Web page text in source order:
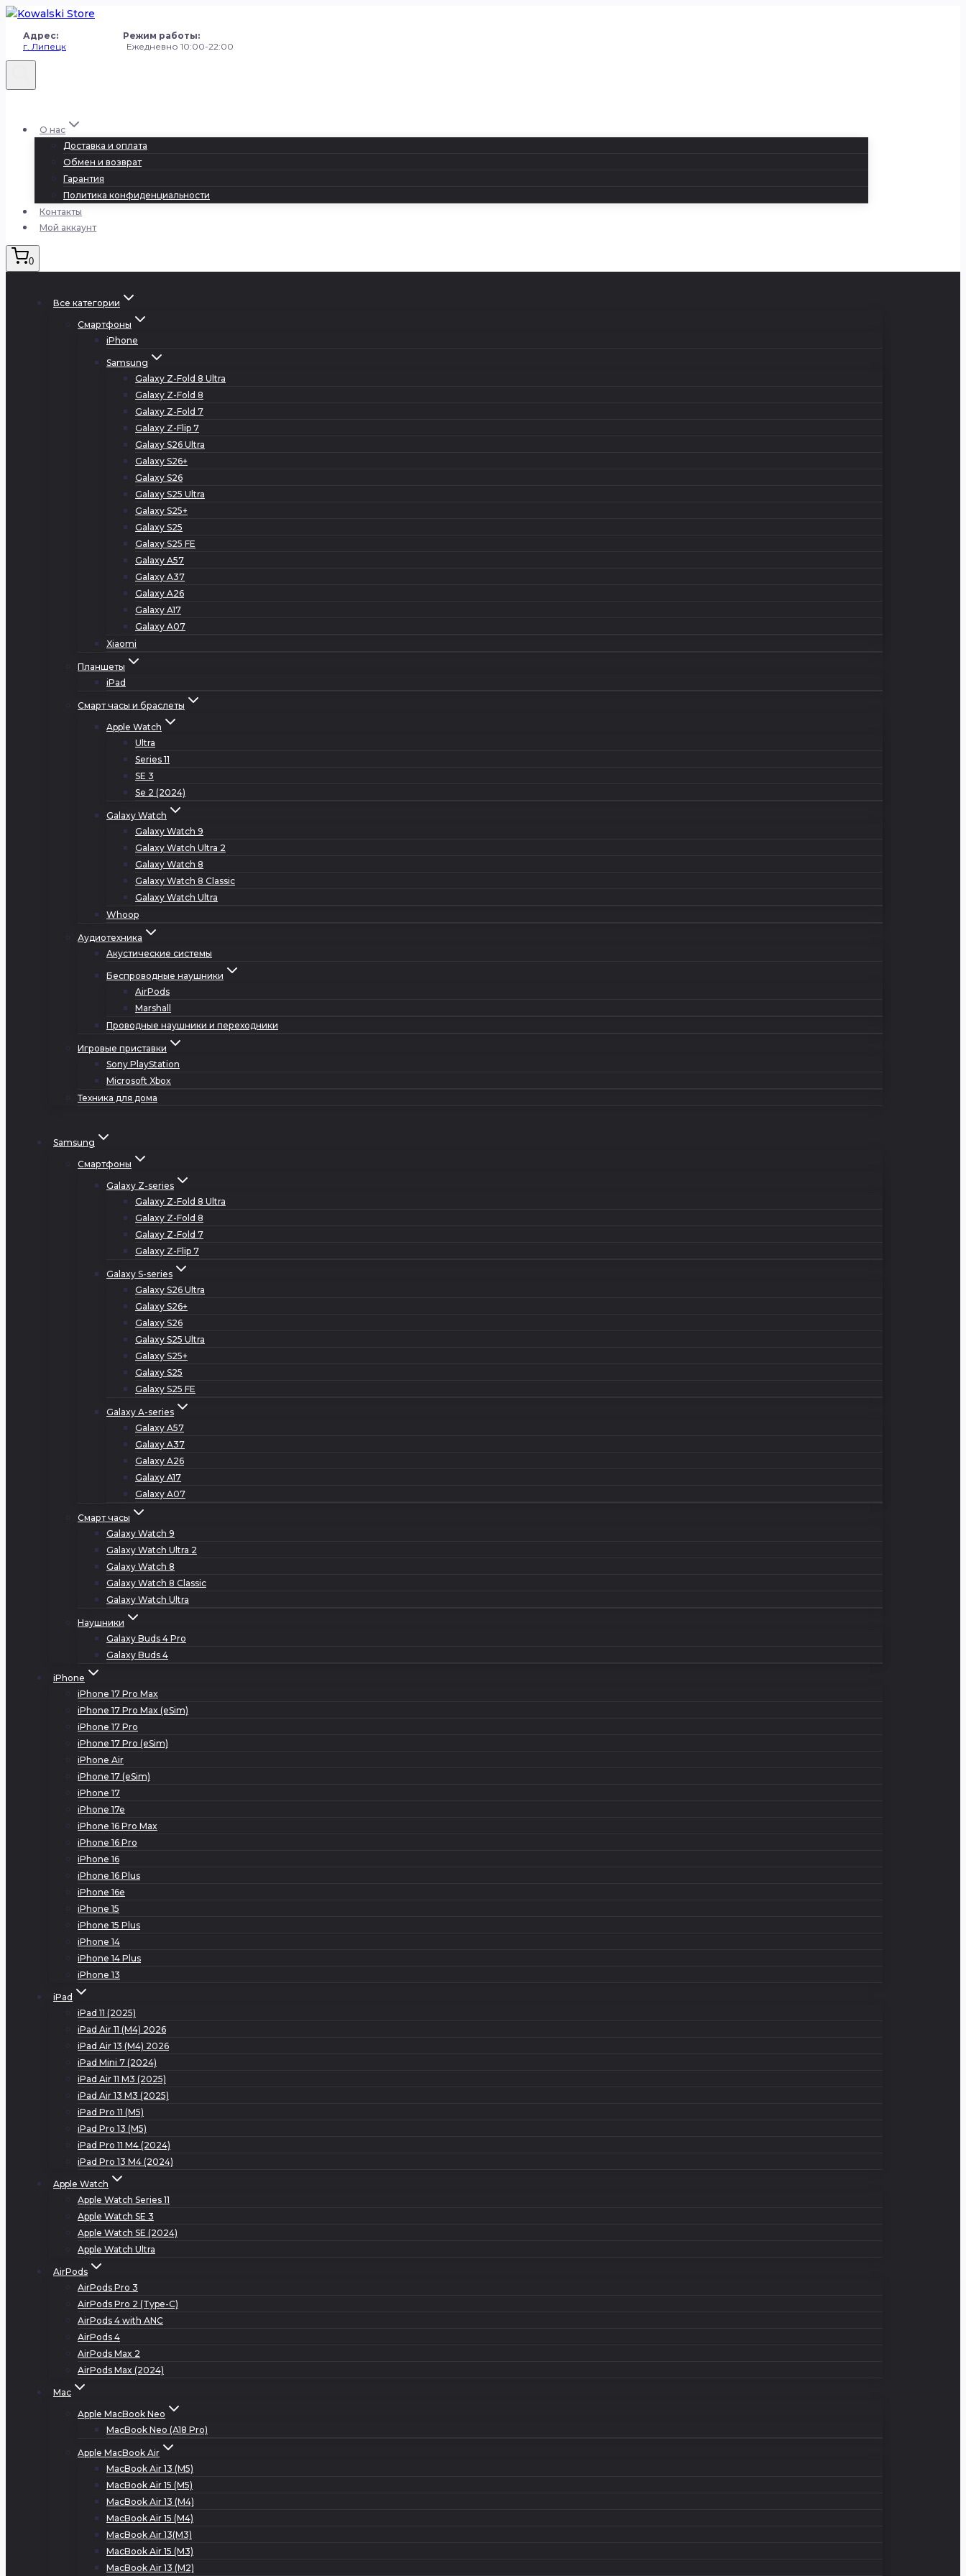
Перейти
содержанию
Адрес: Режим работы:
г. Липецк Ежедневно 10:00-22:00
О нас
Доставка и оплата
Обмен и возврат
Гарантия
Политика конфиденциальности
Контакты
Мой аккаунт
0
Все категории
Смартфоны
iPhone
Samsung
Galaxy Z-Fold 8 Ultra
Galaxy Z-Fold 8
Galaxy Z-Fold 7
Galaxy Z-Flip 7
Galaxy S26 Ultra
Galaxy S26+
Galaxy S26
Galaxy S25 Ultra
Galaxy S25+
Galaxy S25
Galaxy S25 FE
Galaxy A57
Galaxy A37
Galaxy A26
Galaxy A17
Galaxy A07
Xiaomi
Планшеты
iPad
Смарт часы и браслеты
Apple Watch
Ultra
Series 11
SE 3
Se 2 (2024)
Galaxy Watch
Galaxy Watch 9
Galaxy Watch Ultra 2
Galaxy Watch 8
Galaxy Watch 8 Classic
Galaxy Watch Ultra
Whoop
Аудиотехника
Акустические системы
Беспроводные наушники
AirPods
Marshall
Проводные наушники и переходники
Игровые приставки
Sony PlayStation
Microsoft Xbox
Техника для дома
Samsung
Смартфоны
Galaxy Z-series
Galaxy Z-Fold 8 Ultra
Galaxy Z-Fold 8
Galaxy Z-Fold 7
Galaxy Z-Flip 7
Galaxy S-series
Galaxy S26 Ultra
Galaxy S26+
Galaxy S26
Galaxy S25 Ultra
Galaxy S25+
Galaxy S25
Galaxy S25 FE
Galaxy A-series
Galaxy A57
Galaxy A37
Galaxy A26
Galaxy A17
Galaxy A07
Смарт часы
Galaxy Watch 9
Galaxy Watch Ultra 2
Galaxy Watch 8
Galaxy Watch 8 Classic
Galaxy Watch Ultra
Наушники
Galaxy Buds 4 Pro
Galaxy Buds 4
iPhone
iPhone 17 Pro Max
iPhone 17 Pro Max (eSim)
iPhone 17 Pro
iPhone 17 Pro (eSim)
iPhone Air
iPhone 17 (eSim)
iPhone 17
iPhone 17e
iPhone 16 Pro Max
iPhone 16 Pro
iPhone 16
iPhone 16 Plus
iPhone 16e
iPhone 15
iPhone 15 Plus
iPhone 14
iPhone 14 Plus
iPhone 13
iPad
iPad 11 (2025)
iPad Air 11 (M4) 2026
iPad Air 13 (M4) 2026
iPad Mini 7 (2024)
iPad Air 11 M3 (2025)
iPad Air 13 M3 (2025)
iPad Pro 11 (M5)
iPad Pro 13 (M5)
iPad Pro 11 M4 (2024)
iPad Pro 13 M4 (2024)
Apple Watch
Apple Watch Series 11
Apple Watch SE 3
Apple Watch SE (2024)
Apple Watch Ultra
AirPods
AirPods Pro 3
AirPods Pro 2 (Type-C)
AirPods 4 with ANC
AirPods 4
AirPods Max 2
AirPods Max (2024)
Mac
Apple MacBook Neo
MacBook Neo (A18 Pro)
Apple MacBook Air
MacBook Air 13 (M5)
MacBook Air 15 (M5)
MacBook Air 13 (M4)
MacBook Air 15 (M4)
MacBook Air 13(M3)
MacBook Air 15 (M3)
MacBook Air 13 (M2)